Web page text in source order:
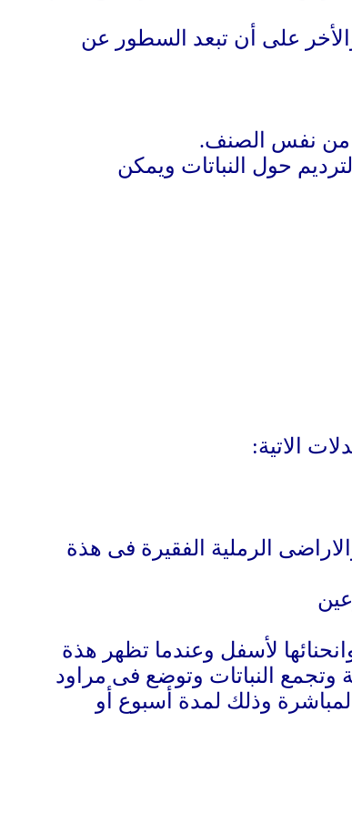
تزرع الفصوص على مسافة 7سم بين النبات والأخر على أن تبعد السطور عن
من نفس الصنف.
مع الترديم حول النباتات ويمكن
:
الرملية الفقيرة فى هذة
لأسفل وعندما تظهر هذة
الإلية وتجمع النباتات وتوضع فى مراود
وذلك لمدة أسبوع أو